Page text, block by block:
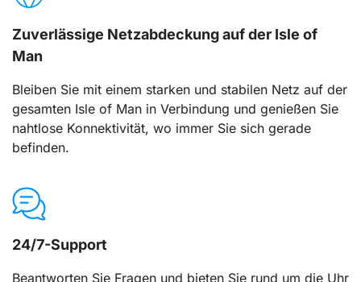
Zuverlässige Netzabdeckung auf der Isle of
Man
Bleiben Sie mit einem starken und stabilen Netz auf der
gesamten Isle of Man in Verbindung und genießen Sie
nahtlose Konnektivität, wo immer Sie sich gerade
befinden.
24/7-Support
Beantworten Sie Fragen und bieten Sie rund um die Uhr